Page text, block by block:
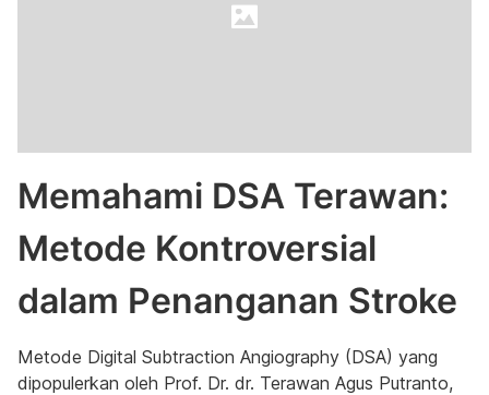
Memahami DSA Terawan:
Metode Kontroversial
dalam Penanganan Stroke
Metode Digital Subtraction Angiography (DSA) yang
dipopulerkan oleh Prof. Dr. dr. Terawan Agus Putranto,